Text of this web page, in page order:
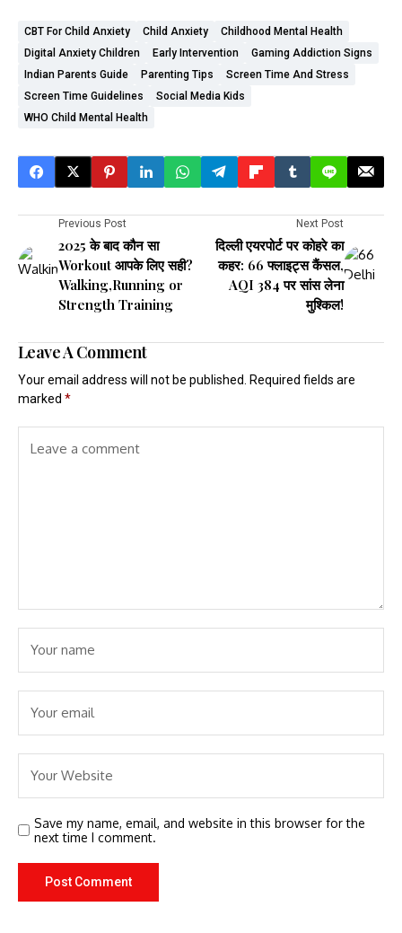
CBT For Child Anxiety Child Anxiety
Childhood Mental Health
Digital Anxiety Children
Early Intervention
Gaming Addiction Signs
Indian Parents Guide
Parenting Tips
Screen Time And Stress
Screen Time Guidelines
Social Media Kids
WHO Child Mental Health
Previous Post
2025 के बाद कौन सा
Workout आपके लिए सही?
Walking,Running or
Strength Training
Next Post
दिल्ली एयरपोर्ट पर कोहरे का
कहर: 66 फ्लाइट्स कैंसल,
AQI 384 पर सांस लेना
मुश्किल!
Leave A Comment
Your email address will not be published. Required fields are
marked *
Save my name, email, and website in this browser for the
next time I comment.